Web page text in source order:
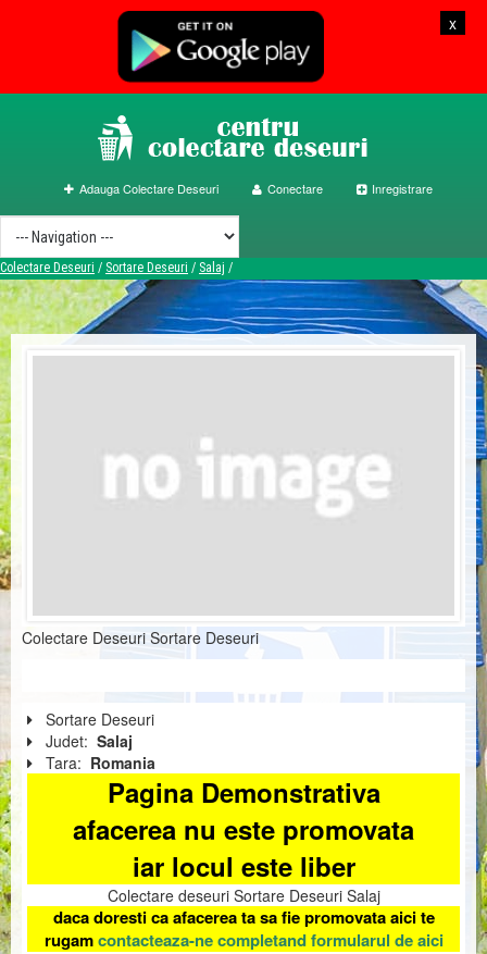
x
Adauga Colectare Deseuri Conectare Inregistrare
Colectare Deseuri / Sortare Deseuri / Salaj /
Colectare Deseuri Sortare Deseuri
Sortare Deseuri
Judet: Salaj
Tara: Romania
Pagina Demonstrativa
afacerea nu este promovata
iar locul este liber
Colectare deseuri Sortare Deseuri Salaj
daca doresti ca afacerea ta sa fie promovata aici te
rugamcontacteaza-ne completand formularul de aici